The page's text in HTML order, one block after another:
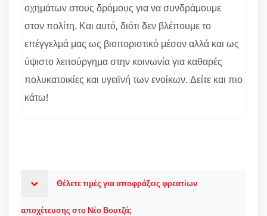
οχημάτων στους δρόμους για να συνδράμουμε
στον πολίτη. Και αυτό, διότι δεν βλέπουμε το
επέγγελμά μας ως βιοποριστικό μέσον αλλά και ως
ύψιστο λειτούργημα στην κοινωνία για καθαρές
πολυκατοικίες και υγειϊνή των ενοίκων. Δείτε και πιο
κάτω!
Θέλετε τιμές για αποφράξεις φρεατίων
αποχέτευσης στο Νέο Βουτζά;